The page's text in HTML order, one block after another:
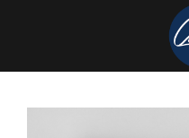
صفحه آغازین
معرفی چرم سواری